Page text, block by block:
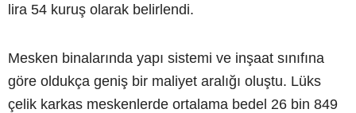
lira 54 kuruş olarak belirlendi.
Mesken binalarında yapı sistemi ve inşaat sınıfına
göre oldukça geniş bir maliyet aralığı oluştu. Lüks
çelik karkas meskenlerde ortalama bedel 26 bin 849